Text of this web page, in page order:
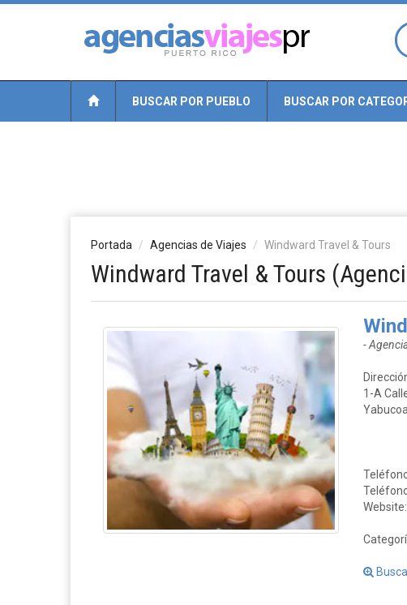
BUSCAR POR PUEBLO BUSCAR POR
Portada Agencias de Viajes Windward Travel & Tours
Windward Travel & Tours
-
1-A
Website: